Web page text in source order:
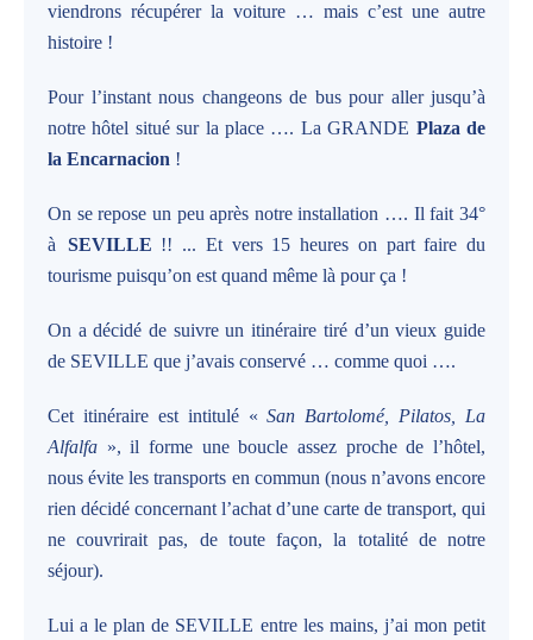
viendrons récupérer la voiture … mais c’est une autre
histoire !
Pour l’instant nous changeons de bus pour aller jusqu’à
notre hôtel situé sur la place …. La GRANDE Plaza de
la Encarnacion !
On se repose un peu après notre installation …. Il fait 34°
à
SEVILLE !! ... Et vers 15 heures on part faire du
tourisme puisqu’on est quand même là pour ça !
On a décidé de suivre un itinéraire tiré d’un vieux guide
de SEVILLE que j’avais conservé … comme quoi ….
Cet itinéraire est intitulé «San Bartolomé, Pilatos, La
Alfalfa », il forme une boucle assez proche de l’hôtel,
nous évite les transports en commun (nous n’avons encore
rien décidé concernant l’achat d’une carte de transport, qui
ne couvrirait pas, de toute façon, la totalité de notre
séjour).
Lui a le plan de SEVILLE entre les mains, j’ai mon petit